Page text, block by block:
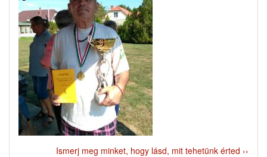
Ismerj meg minket, hogy lásd, mit tehetünk érted ››